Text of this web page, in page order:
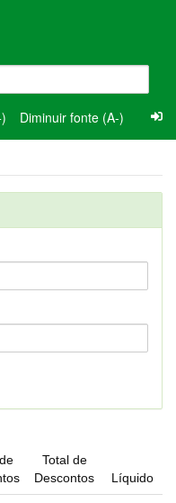
Diminuir fonte (A-)
Total de
Descontos
Líquido